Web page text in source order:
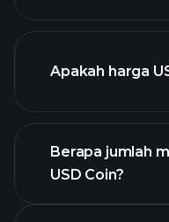
Apakah harga
Berapa jumlah
USD Coin?